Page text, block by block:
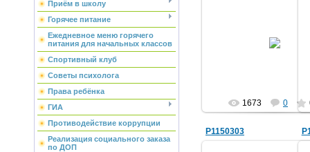
Приём в школу
Горячее питание
Ежедневное меню горячего
питания для начальных классов
Спортивный клуб
Советы психолога
Права ребёнка
ГИА
Противодействие коррупции
Реализация социального заказа
по ДОП
1673 0
P1150303